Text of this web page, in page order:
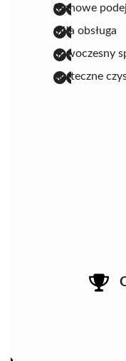
fachowe
miła obsługa
nowoczesny
skuteczne